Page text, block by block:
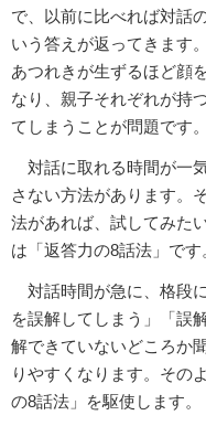
で、以前に比べれば対話
いう答えが返ってきます
あつれきが生ずるほど顔
なり、親子それぞれが持
てしまうことが問題です。
対話に取れる時間が一
さない方法があります。
法があれば、試してみた
は「返答力の8話法」です
対話時間が急に、格段
を誤解してしまう」「誤
解できていないどころか
りやすくなります。その
の8話法」を駆使します。